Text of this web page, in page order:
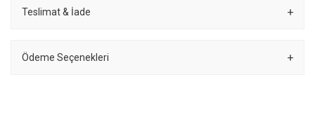
Teslimat & İade
Ödeme Seçenekleri